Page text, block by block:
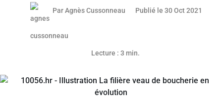
Article réservé aux abonnés
ParAgnès Cussonneau Publié le 30 Oct 2021
Lecture : 3 min.